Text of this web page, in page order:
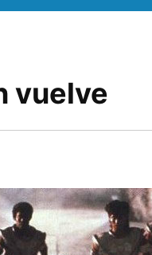
vuelve